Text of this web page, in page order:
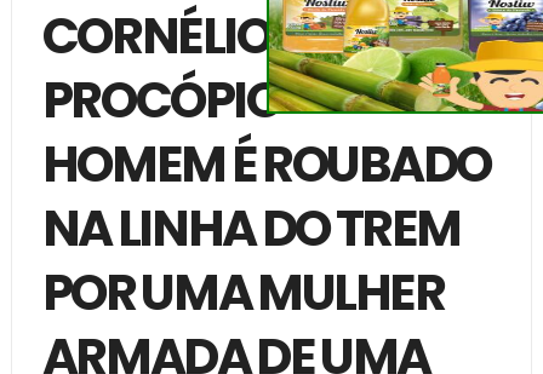
CORNÉLIO
PROCÓPIO -
HOMEM É ROUBADO
NA LINHA DO TREM
POR UMA MULHER
ARMADA DE UMA